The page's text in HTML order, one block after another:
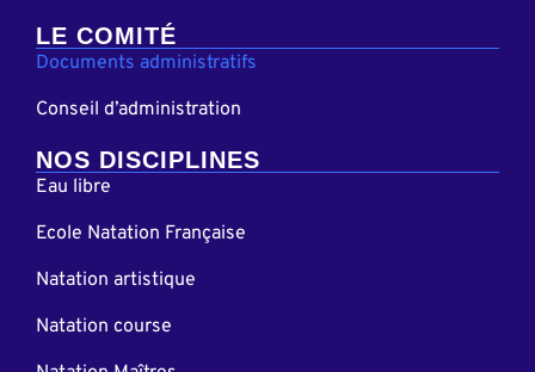
LE COMITÉ
Documents administratifs
Conseil d’administration
NOS DISCIPLINES
Eau libre
Ecole Natation Française
Natation artistique
Natation course